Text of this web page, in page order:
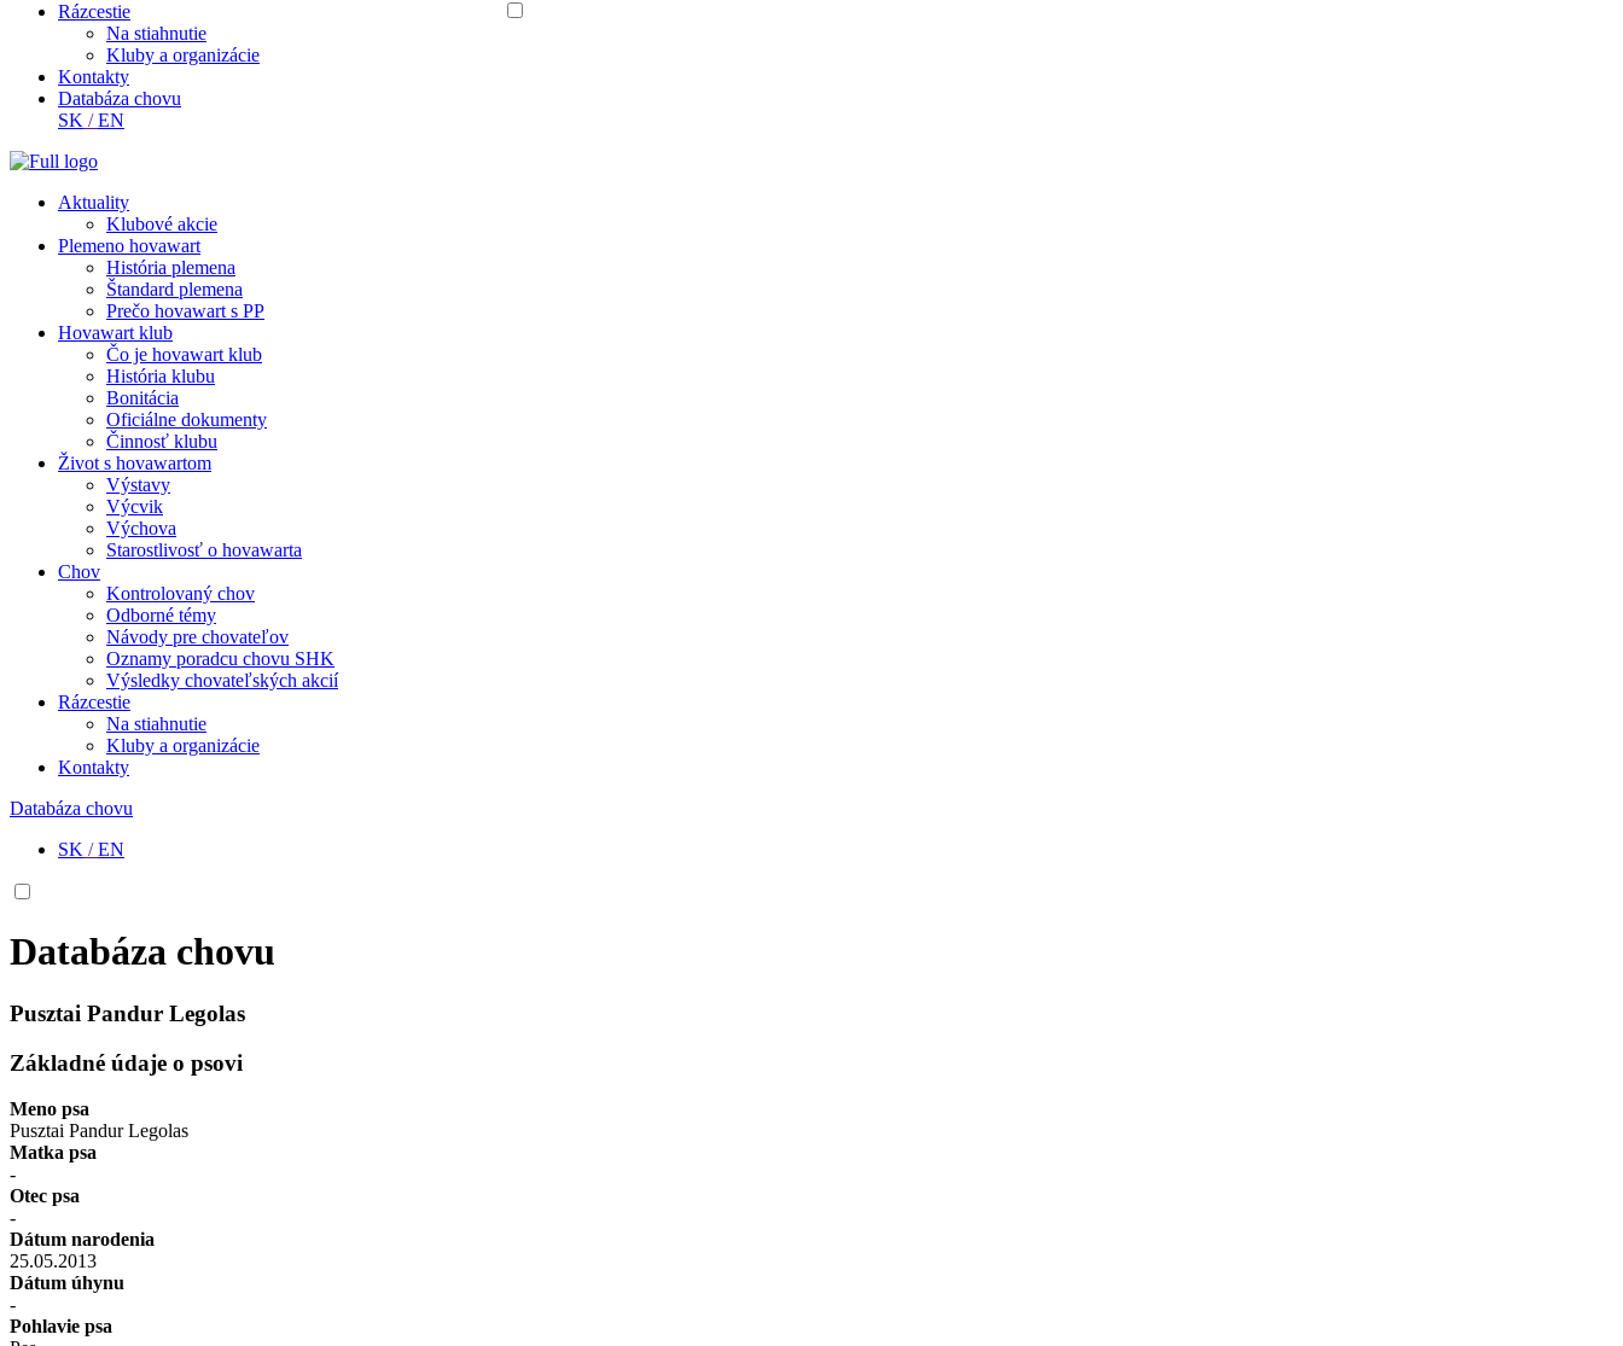
Rázcestie
Na stiahnutie
Kluby a organizácie
Kontakty
Databáza chovu
SK /EN
Aktuality
Klubové akcie
Plemeno hovawart
História plemena
Štandard plemena
Prečo hovawart s PP
Hovawart klub
Čo je hovawart klub
História klubu
Bonitácia
Oficiálne dokumenty
Činnosť klubu
Život s hovawartom
Výstavy
Výcvik
Výchova
Starostlivosť o hovawarta
Chov
Kontrolovaný chov
Odborné témy
Návody pre chovateľov
Oznamy poradcu chovu SHK
Výsledky chovateľských akcií
Rázcestie
Na stiahnutie
Kluby a organizácie
Kontakty
Databáza chovu
SK /EN
Databáza chovu
Pusztai Pandur Legolas
Základné údaje o psovi
Meno psa
Pusztai Pandur Legolas
Matka psa
-
Otec psa
-
Dátum narodenia
25.05.2013
Dátum úhynu
-
Pohlavie psa